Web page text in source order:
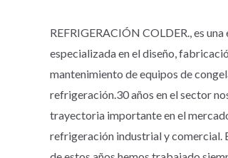
REFRIGERACIÓN COLDER., es una
especializada en el diseño,
mantenimiento de equipos de
refrigeración.30 años en el sector
trayectoria importante en el
refrigeración industrial y comercial.